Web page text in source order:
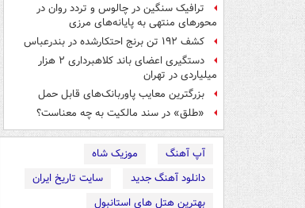
ترافیک سنگین در چالوس و تردد روان در
محورهای منتهی به پایانه‌های مرزی
کشف ۱۹۲ تن برنج احتکارشده در بندرعباس
دستگیری اعضای باند کلاهبرداری ۲ هزار
میلیاردی در تهران
بزرگترین معایب پاوربانک‌های قابل حمل
«طلق» در سند مالکیت به چه معناست؟
آپ آهنگ
موزیک شاه
دانلود آهنگ جدید
سایت تاریخ ایران
بهترین هتل های استانبول